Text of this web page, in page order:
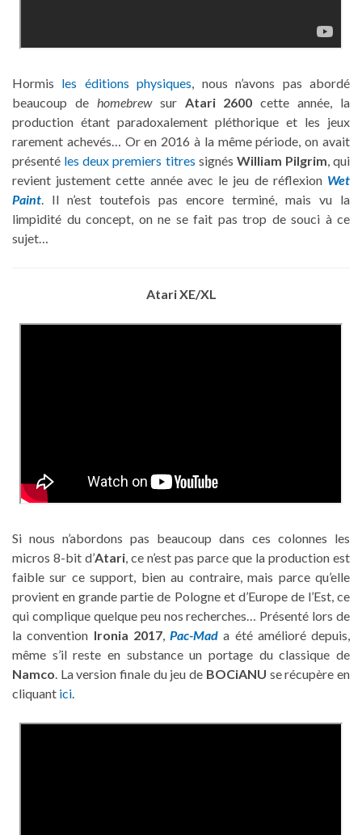
Hormis les éditions physiques, nous n’avons pas abordé
beaucoup de homebrewsur Atari 2600 cette année, la
production étant paradoxalement pléthorique et les jeux
rarement achevés… Or en 2016 à la même période, on avait
présenté les deux premiers titres signés William Pilgrim, qui
revient justement cette année avec le jeu de réflexion Wet
Paint. Il n’est toutefois pas encore terminé, mais vu la
limpidité du concept, on ne se fait pas trop de souci à ce
sujet…
Atari XE/XL
Si nous n’abordons pas beaucoup dans ces colonnes les
micros 8-bit d’Atari, ce n’est pas parce que la production est
faible sur ce support, bien au contraire, mais parce qu’elle
provient en grande partie de Pologne et d’Europe de l’Est, ce
qui complique quelque peu nos recherches… Présenté lors de
la convention Ironia 2017, Pac-Mad a été amélioré depuis,
même s’il reste en substance un portage du classique de
Namco. La version finale du jeu de BOCiANU se récupère en
cliquant ici.